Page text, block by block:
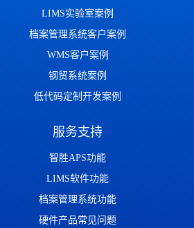
LIMS实验室案例
档案管理系统客户案例
WMS客户案例
钢贸系统案例
低代码定制开发案例
服务支持
智胜APS功能
LIMS软件功能
档案管理系统功能
硬件产品常见问题